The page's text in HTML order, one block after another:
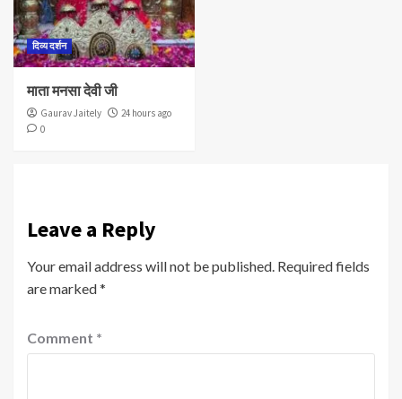
दिव्य दर्शन
माता मनसा देवी जी
Gaurav Jaitely
24 hours ago
0
Leave a Reply
Your email address will not be published. Required fields
are marked*
Comment *